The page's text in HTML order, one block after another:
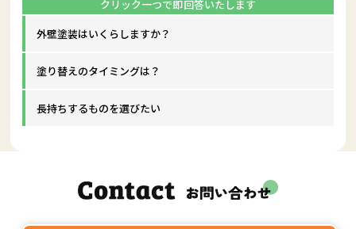
外壁塗装はいくらしますか？
塗り替えのタイミングは？
長持ちするものを選びたい